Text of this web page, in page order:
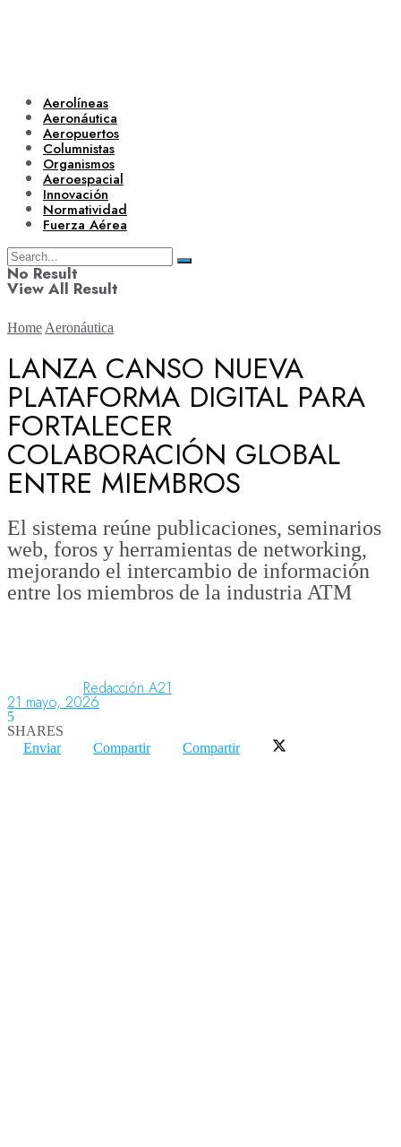
Aerolíneas
Aeronáutica
Aeropuertos
Columnistas
Organismos
Aeroespacial
Innovación
Normatividad
Fuerza Aérea
No Result
View All Result
Aerolíneas
Aeronáutica
Aeropuertos
Columnistas
Aeroespacial
Home Aeronáutica
LANZA CANSO NUEVA
PLATAFORMA DIGITAL PARA
FORTALECER
COLABORACIÓN GLOBAL
ENTRE MIEMBROS
El sistema reúne publicaciones, seminarios
web, foros y herramientas de networking,
mejorando el intercambio de información
entre los miembros de la industria ATM
Redacción A21
21 mayo, 2026
5
SHARES
Enviar
Compartir Compartir